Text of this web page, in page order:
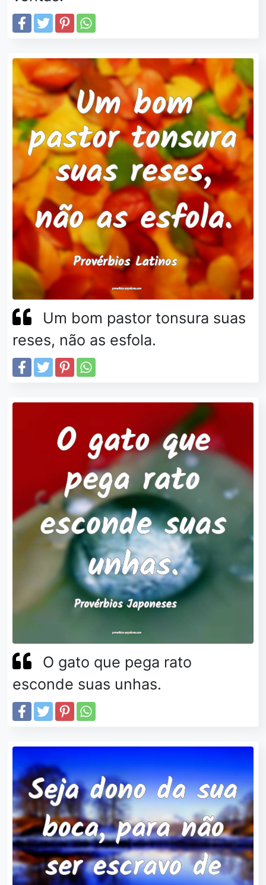
Um bom pastor tonsura suas
reses, não as esfola.
O gato que pega rato
esconde suas unhas.